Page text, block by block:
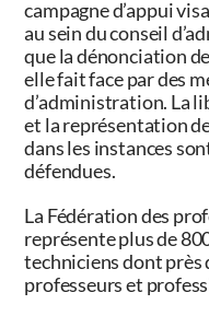
campagne d’appui
au sein du conseil
que la dénonciation
elle fait face par des
d’administration. La
et la représentation
dans les instances
défendues.
La Fédération des
représente plus de
techniciens dont près
professeurs et